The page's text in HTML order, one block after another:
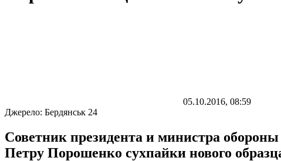
05.10.2016, 08:59
Джерело: Бердянськ 24
Советник президента и министра
Петру Порошенко сухпайки нового